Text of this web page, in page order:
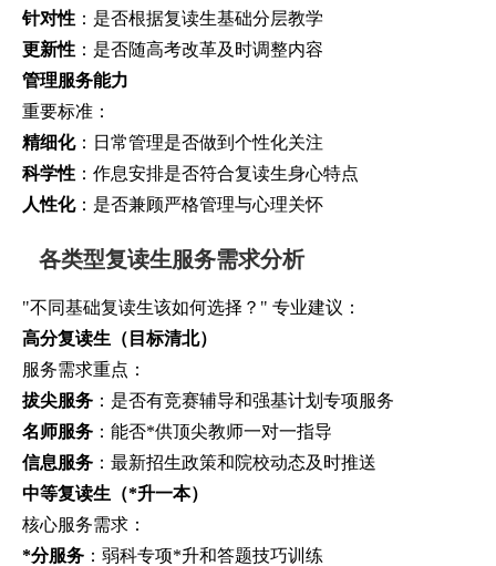
针对性 ：是否根据复读生基础分层教学
更新性 ：是否随高考改革及时调整内容
管理服务能力
重要标准：
精细化：日常管理是否做到个性化关注
科学性 ：作息安排是否符合复读生身心特点
人性化：是否兼顾严格管理与心理关怀
各类型复读生服务需求分析
"不同基础复读生该如何选择？" 专业建议：
高分复读生（目标清北）
服务需求重点：
拔尖服务 ：是否有竞赛辅导和强基计划专项服务
名师服务 ：能否*供顶尖教师一对一指导
信息服务 ：最新招生政策和院校动态及时推送
中等复读生（*升一本）
核心服务需求：
*分服务 ：弱科专项*升和答题技巧训练